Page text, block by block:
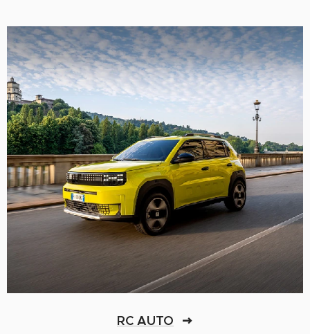
RC AUTO